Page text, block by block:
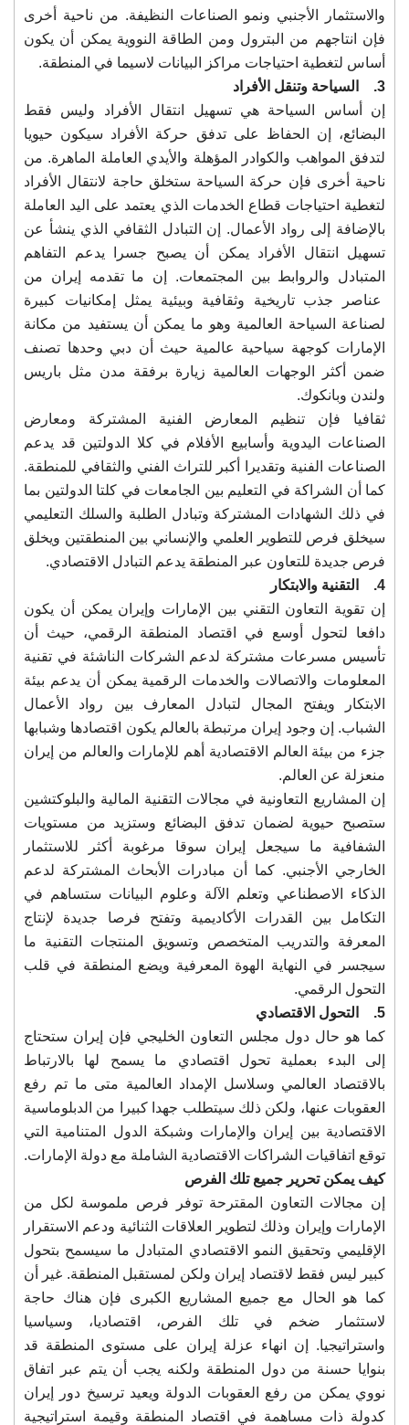
والاستثمار الأجنبي ونمو الصناعات النظيفة. من ناحية أخرى
فإن انتاجهم من البترول ومن الطاقة النووية يمكن أن يكون
أساس لتغطية احتياجات مراكز البيانات لاسيما في المنطقة.
3. السياحة وتنقل الأفراد
إن أساس السياحة هي تسهيل انتقال الأفراد وليس فقط
البضائع، إن الحفاظ على تدفق حركة الأفراد سيكون حيويا
لتدفق المواهب والكوادر المؤهلة والأيدي العاملة الماهرة. من
ناحية أخرى فإن حركة السياحة ستخلق حاجة لانتقال الأفراد
لتغطية احتياجات قطاع الخدمات الذي يعتمد على اليد العاملة
بالإضافة إلى رواد الأعمال. إن التبادل الثقافي الذي ينشأ عن
تسهيل انتقال الأفراد يمكن أن يصبح جسرا يدعم التفاهم
المتبادل والروابط بين المجتمعات. إن ما تقدمه إيران من
عناصر جذب تاريخية وثقافية وبيئية يمثل إمكانيات كبيرة
لصناعة السياحة العالمية وهو ما يمكن أن يستفيد من مكانة
الإمارات كوجهة سياحية عالمية حيث أن دبي وحدها تصنف
ضمن أكثر الوجهات العالمية زيارة برفقة مدن مثل باريس
ولندن وبانكوك.
ثقافيا فإن تنظيم المعارض الفنية المشتركة ومعارض
الصناعات اليدوية وأسابيع الأفلام في كلا الدولتين قد يدعم
الصناعات الفنية وتقديرا أكبر للتراث الفني والثقافي للمنطقة.
كما أن الشراكة في التعليم بين الجامعات في كلتا الدولتين بما
في ذلك الشهادات المشتركة وتبادل الطلبة والسلك التعليمي
سيخلق فرص للتطوير العلمي والإنساني بين المنطقتين ويخلق
فرص جديدة للتعاون عبر المنطقة يدعم التبادل الاقتصادي.
4. التقنية والابتكار
إن تقوية التعاون التقني بين الإمارات وإيران يمكن أن يكون
دافعا لتحول أوسع في اقتصاد المنطقة الرقمي، حيث أن
تأسيس مسرعات مشتركة لدعم الشركات الناشئة في تقنية
المعلومات والاتصالات والخدمات الرقمية يمكن أن يدعم بيئة
الابتكار ويفتح المجال لتبادل المعارف بين رواد الأعمال
الشباب. إن وجود إيران مرتبطة بالعالم يكون اقتصادها وشبابها
جزء من بيئة العالم الاقتصادية أهم للإمارات والعالم من إيران
منعزلة عن العالم.
إن المشاريع التعاونية في مجالات التقنية المالية والبلوكتشين
ستصبح حيوية لضمان تدفق البضائع وستزيد من مستويات
الشفافية ما سيجعل إيران سوقا مرغوبة أكثر للاستثمار
الخارجي الأجنبي. كما أن مبادرات الأبحاث المشتركة لدعم
الذكاء الاصطناعي وتعلم الآلة وعلوم البيانات ستساهم في
التكامل بين القدرات الأكاديمية وتفتح فرصا جديدة لإنتاج
المعرفة والتدريب المتخصص وتسويق المنتجات التقنية ما
سيجسر في النهاية الهوة المعرفية ويضع المنطقة في قلب
التحول الرقمي.
5. التحول الاقتصادي
كما هو حال دول مجلس التعاون الخليجي فإن إيران ستحتاج
إلى البدء بعملية تحول اقتصادي ما يسمح لها بالارتباط
بالاقتصاد العالمي وسلاسل الإمداد العالمية متى ما تم رفع
العقوبات عنها، ولكن ذلك سيتطلب جهدا كبيرا من الدبلوماسية
الاقتصادية بين إيران والإمارات وشبكة الدول المتنامية التي
توقع اتفاقيات الشراكات الاقتصادية الشاملة مع دولة الإمارات.
كيف يمكن تحرير جميع تلك الفرص
إن مجالات التعاون المقترحة توفر فرص ملموسة لكل من
الإمارات وإيران وذلك لتطوير العلاقات الثنائية ودعم الاستقرار
الإقليمي وتحقيق النمو الاقتصادي المتبادل ما سيسمح بتحول
كبير ليس فقط لاقتصاد إيران ولكن لمستقبل المنطقة. غير أن
كما هو الحال مع جميع المشاريع الكبرى فإن هناك حاجة
لاستثمار ضخم في تلك الفرص، اقتصاديا، وسياسيا
واستراتيجيا. إن انهاء عزلة إيران على مستوى المنطقة قد
بنوايا حسنة من دول المنطقة ولكنه يجب أن يتم عبر اتفاق
نووي يمكن من رفع العقوبات الدولة ويعيد ترسيخ دور إيران
كدولة ذات مساهمة في اقتصاد المنطقة وقيمة استراتيجية